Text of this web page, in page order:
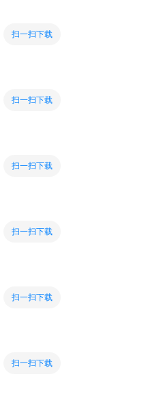
扫一扫下载
扫一扫下载
扫一扫下载
扫一扫下载
扫一扫下载
扫一扫下载